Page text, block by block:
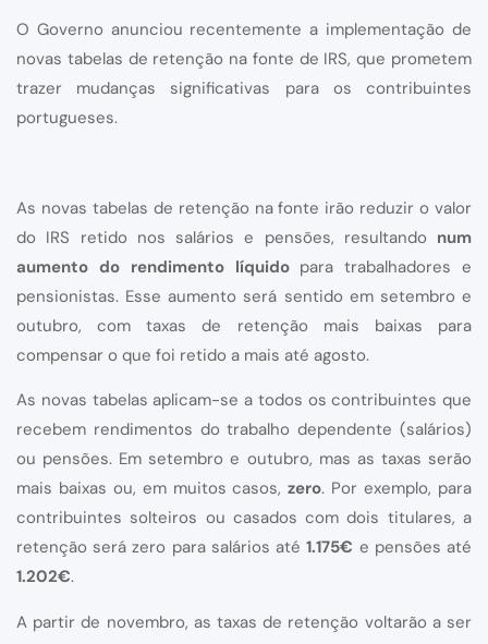
O Governo anunciou recentemente a implementação de
novas tabelas de retenção na fonte de IRS, que prometem
trazer mudanças significativas para os contribuintes
portugueses.
As novas tabelas de retenção na fonte irão reduzir o valor
do IRS retido nos salários e pensões, resultando num
aumento do rendimento líquidopara trabalhadores e
pensionistas. Esse aumento será sentido em setembro e
outubro, com taxas de retenção mais baixas para
compensar o que foi retido a mais até agosto.
As novas tabelas aplicam-se a todos os contribuintes que
recebem rendimentos do trabalho dependente (salários)
ou pensões. Em setembro e outubro, mas as taxas serão
mais baixas ou, em muitos casos,zero. Por exemplo, para
contribuintes solteiros ou casados com dois titulares, a
retenção será zero para salários até1.175€ e pensões até
1.202€.
A partir de novembro, as taxas de retenção voltarão a ser